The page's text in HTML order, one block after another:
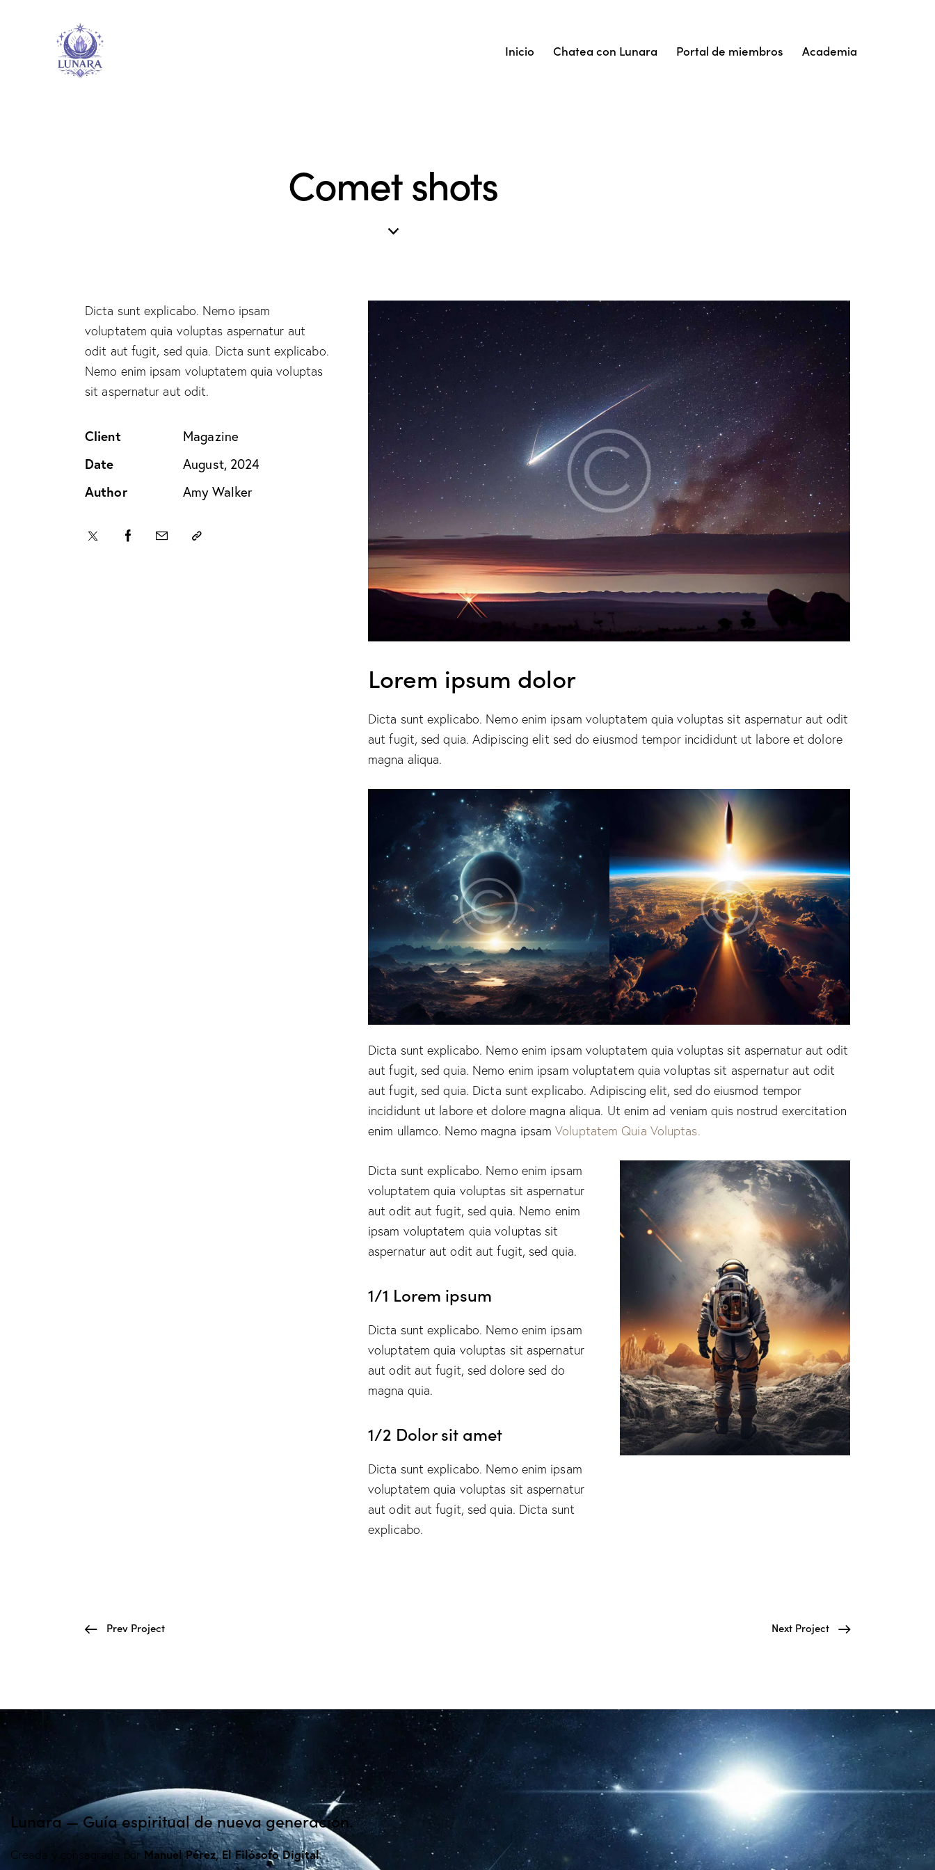
Inicio Chatea con Lunara Portal de miembros Academia
Comet shots
Dicta sunt explicabo. Nemo ipsam
voluptatem quia voluptas aspernatur aut
odit aut fugit, sed quia. Dicta sunt explicabo.
Nemo enim ipsam voluptatem quia voluptas
sit aspernatur aut odit.
Client
Magazine
Date
August, 2024
Author
Amy Walker
Lorem ipsum dolor
Dicta sunt explicabo. Nemo enim ipsam voluptatem quia voluptas sit aspernatur aut odit
aut fugit, sed quia. Adipiscing elit sed do eiusmod tempor incididunt ut labore et dolore
magna aliqua.
Dicta sunt explicabo. Nemo enim ipsam voluptatem quia voluptas sit aspernatur aut odit
aut fugit, sed quia. Nemo enim ipsam voluptatem quia voluptas sit aspernatur aut odit
aut fugit, sed quia. Dicta sunt explicabo. Adipiscing elit, sed do eiusmod tempor
incididunt ut labore et dolore magna aliqua. Ut enim ad veniam quis nostrud exercitation
enim ullamco. Nemo magna ipsamVoluptatem Quia Voluptas.
Dicta sunt explicabo. Nemo enim ipsam
voluptatem quia voluptas sit aspernatur
aut odit aut fugit, sed quia. Nemo enim
ipsam voluptatem quia voluptas sit
aspernatur aut odit aut fugit, sed quia.
1/1 Lorem ipsum
Dicta sunt explicabo. Nemo enim ipsam
voluptatem quia voluptas sit aspernatur
aut odit aut fugit, sed dolore sed do
magna quia.
1/2 Dolor sit amet
Dicta sunt explicabo. Nemo enim ipsam
voluptatem quia voluptas sit aspernatur
aut odit aut fugit, sed quia. Dicta sunt
explicabo.
Prev Project Next Project
Lunara — Guía espiritual de nueva generación.
Creada y consagrada por Manuel Pérez, El Filósofo Digital.